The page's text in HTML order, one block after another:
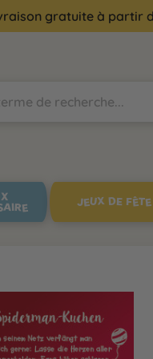
gratuite à partir
JEUX DE FÊTE